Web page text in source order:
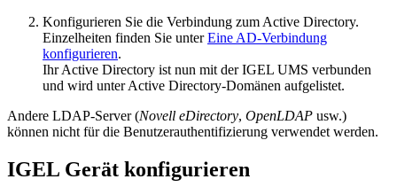
Konfigurieren Sie die Verbindung zum Active Directory.
Einzelheiten finden Sie unterEine AD-Verbindung
konfigurieren.
Ihr Active Directory ist nun mit der IGEL UMS verbunden
und wird unter Active Directory-Domänen aufgelistet.
Andere LDAP-Server (Novell eDirectory, OpenLDAP usw.)
können nicht für die Benutzerauthentifizierung verwendet werden.
IGEL Gerät konfigurieren